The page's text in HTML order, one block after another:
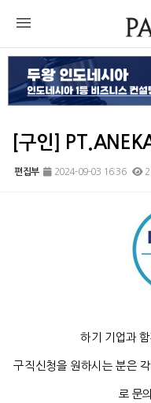
[구인]
편집부 2024-09-03 16:36
하기 기업과
구직신청을 원하시는 분은
로 문